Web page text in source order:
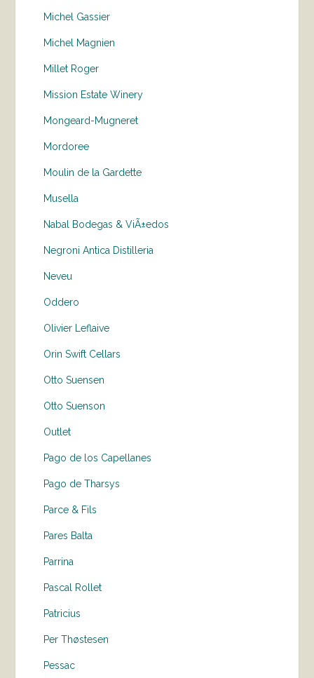
Michel Gassier
Michel Magnien
Millet Roger
Mission Estate Winery
Mongeard-Mugneret
Mordoree
Moulin de la Gardette
Musella
Nabal Bodegas & ViÃ±edos
Negroni Antica Distilleria
Neveu
Oddero
Olivier Leflaive
Orin Swift Cellars
Otto Suensen
Otto Suenson
Outlet
Pago de los Capellanes
Pago de Tharsys
Parce & Fils
Pares Balta
Parrina
Pascal Rollet
Patricius
Per Thøstesen
Pessac